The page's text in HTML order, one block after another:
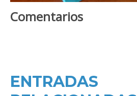
Comentarios
ENTRADAS